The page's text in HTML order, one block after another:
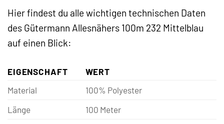
Hier findest du alle wichtigen technischen Daten
des Gütermann Allesnähers 100m 232 Mittelblau
auf einen Blick:
EIGENSCHAFT
WERT
Material
100% Polyester
Länge
100 Meter